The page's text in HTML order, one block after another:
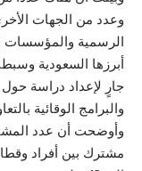
وعدد من الجهات
الرسمية والمؤسسات
أبرزها السعودية
جارٍ لإعداد دراسة حول
والبرامج الوقائية
مشترك بين أفراد